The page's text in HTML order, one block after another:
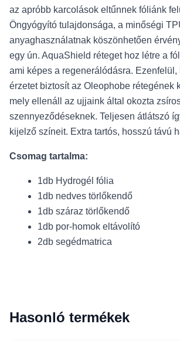
az apróbb karcolások eltűnnek fóliánk
Öngyógyító tulajdonsága, a minőségi
anyaghasználatnak köszönhetően
egy ún. AquaShield réteget hoz létre a
ami képes a regenerálódásra. Ezenfelül,
érzetet biztosít az Oleophobe rétegének
mely ellenáll az ujjaink által okozta
szennyeződéseknek. Teljesen átlátszó
kijelző színeit. Extra tartós, hosszú távú
Csomag tartalma:
1db Hydrogél fólia
1db nedves törlőkendő
1db száraz törlőkendő
1db por-homok eltávolító
2db segédmatrica
Hasonló termékek